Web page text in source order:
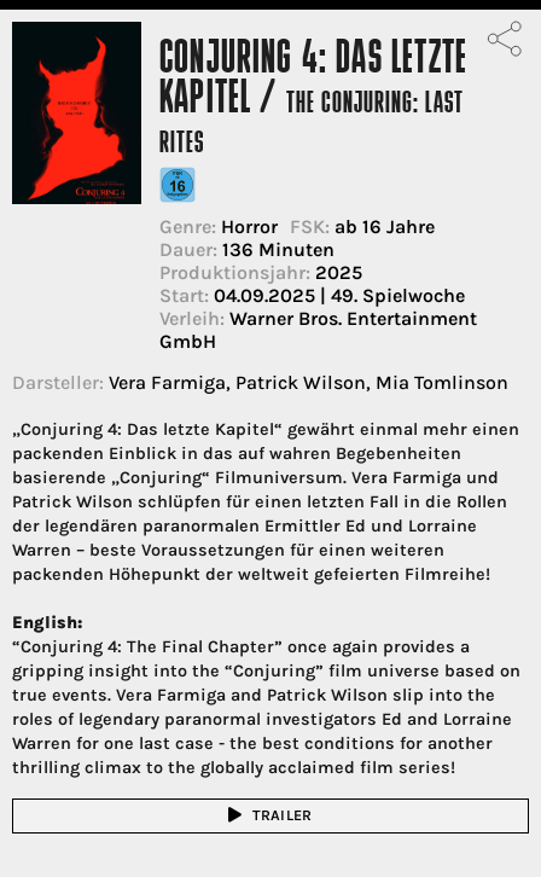
CONJURING 4: DAS LETZTE
KAPITEL /
THE CONJURING: LAST
RITES
Genre: Horror FSK: ab 16 Jahre
Dauer: 136 Minuten
Produktionsjahr: 2025
Start: 04.09.2025 | 49. Spielwoche
Verleih: Warner Bros. Entertainment
GmbH
Darsteller: Vera Farmiga, Patrick Wilson, Mia Tomlinson
„Conjuring 4: Das letzte Kapitel“ gewährt einmal mehr einen
packenden Einblick in das auf wahren Begebenheiten
basierende „Conjuring“ Filmuniversum. Vera Farmiga und
Patrick Wilson schlüpfen für einen letzten Fall in die Rollen
der legendären paranormalen Ermittler Ed und Lorraine
Warren – beste Voraussetzungen für einen weiteren
packenden Höhepunkt der weltweit gefeierten Filmreihe!
English:
“Conjuring 4: The Final Chapter” once again provides a
gripping insight into the “Conjuring” film universe based on
true events. Vera Farmiga and Patrick Wilson slip into the
roles of legendary paranormal investigators Ed and Lorraine
Warren for one last case - the best conditions for another
thrilling climax to the globally acclaimed film series!
TRAILER